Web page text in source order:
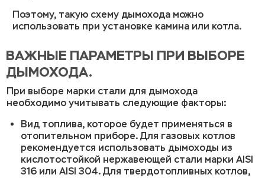
Поэтому, такую схему дымохода можно
использовать при установке камина или котла.
ВАЖНЫЕ ПАРАМЕТРЫ ПРИ ВЫБОРЕ
ДЫМОХОДА.
При выборе марки стали для дымохода
необходимо учитывать следующие факторы:
Вид топлива, которое будет применяться в
отопительном приборе. Для газовых котлов
рекомендуется использовать дымоходы из
кислотостойкой нержавеющей стали марки AISI
316 или AISI 304. Для твердотопливных котлов,